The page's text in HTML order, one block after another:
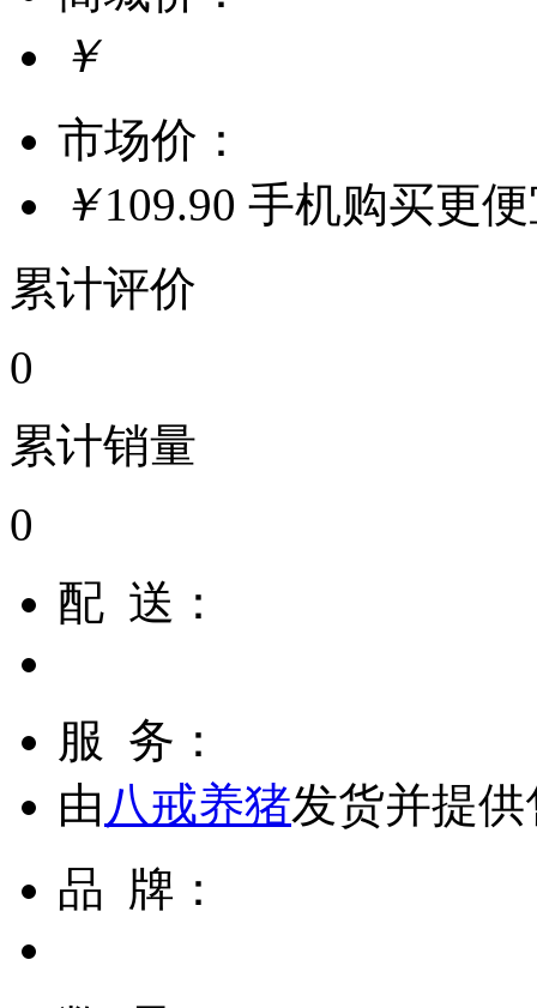
￥
市场价：
￥109.90 手机购买更
累计评价
0
累计销量
0
配 送：
服 务：
由 八戒养猪发货并提
品 牌：